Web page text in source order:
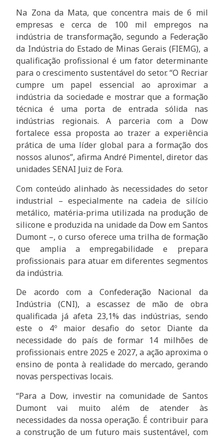
Na Zona da Mata, que concentra mais de 6 mil
empresas e cerca de 100 mil empregos na
indústria de transformação, segundo a Federação
da Indústria do Estado de Minas Gerais (FIEMG), a
qualificação profissional é um fator determinante
para o crescimento sustentável do setor. “O Recriar
cumpre um papel essencial ao aproximar a
indústria da sociedade e mostrar que a formação
técnica é uma porta de entrada sólida nas
indústrias regionais. A parceria com a Dow
fortalece essa proposta ao trazer a experiência
prática de uma líder global para a formação dos
nossos alunos”, afirma André Pimentel, diretor das
unidades SENAI Juiz de Fora.
Com conteúdo alinhado às necessidades do setor
industrial – especialmente na cadeia de silício
metálico, matéria-prima utilizada na produção de
silicone e produzida na unidade da Dow em Santos
Dumont –, o curso oferece uma trilha de formação
que amplia a empregabilidade e prepara
profissionais para atuar em diferentes segmentos
da indústria.
De acordo com a Confederação Nacional da
Indústria (CNI), a escassez de mão de obra
qualificada já afeta 23,1% das indústrias, sendo
este o 4º maior desafio do setor. Diante da
necessidade do país de formar 14 milhões de
profissionais entre 2025 e 2027, a ação aproxima o
ensino de ponta à realidade do mercado, gerando
novas perspectivas locais.
“Para a Dow, investir na comunidade de Santos
Dumont vai muito além de atender às
necessidades da nossa operação. É contribuir para
a construção de um futuro mais sustentável, com